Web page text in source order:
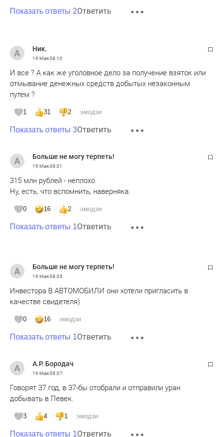
Показать ответы 2Ответить
Ник.
19 Мая08:10
И все ? А как же уголовное дело за получение взяток или
отмывание денежных средств добытых незаконным
путем ?
1 31 2 эмодзи
Показать ответы 3Ответить
Больше не могу терпеть!
19 Мая08:31
315 млн рублей - неплохо.
Ну, есть, что вспомнить, наверняка.
0 16 2 эмодзи
Показать ответы 1Ответить
Больше не могу терпеть!
19 Мая08:35
Инвестора В АВТОМОБИЛИ они хотели пригласить в
качестве свидетеля)
0 16 эмодзи
Показать ответы 1Ответить
А.Р. Бородач
19 Мая08:37
Говорят 37 год, в 37-бы отобрали и отправили уран
добывать в Певек.
3 4 1 эмодзи
Показать ответы 1Ответить